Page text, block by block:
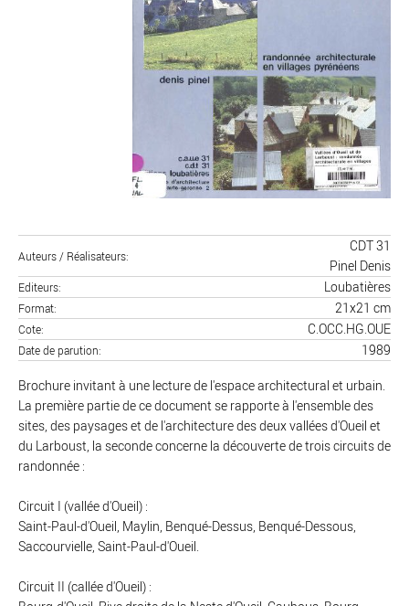
Auteurs / Réalisateurs
CDT 31
Pinel Denis
Editeurs Loubatières
Format 21x21 cm
Cote C.OCC.HG.OUE
Date de parution 1989
Brochure invitant à une lecture de l'espace architectural et urbain.
La première partie de ce document se rapporte à l'ensemble des
sites, des paysages et de l'architecture des deux vallées d'Oueil et
du Larboust, la seconde concerne la découverte de trois circuits de
randonnée :
Circuit I (vallée d'Oueil) :
Saint-Paul-d'Oueil, Maylin, Benqué-Dessus, Benqué-Dessous,
Saccourvielle, Saint-Paul-d'Oueil.
Circuit II (callée d'Oueil) :